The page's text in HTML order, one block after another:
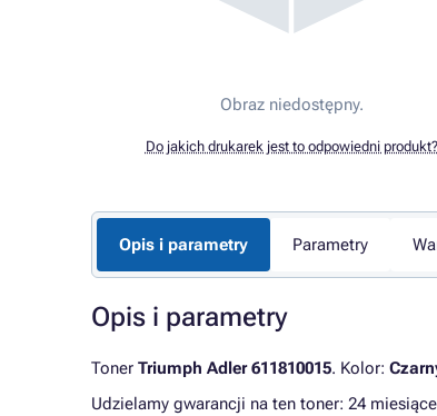
Obraz niedostępny.
Do jakich drukarek jest to odpowiedni produkt?
Opis i parametry Parametry
Opis i parametry
Toner Triumph Adler 611810015. Kolor:
Udzielamy gwarancji na ten toner: 24